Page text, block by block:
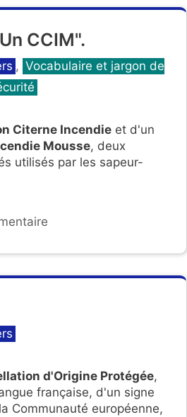
CCIM".
, Vocabulaire et jargon de
Citerne Incendie et d'un
Mousse, deux
utilisés par les sapeur-
d'Origine Protégée,
française, d'un signe
Communauté européenne,